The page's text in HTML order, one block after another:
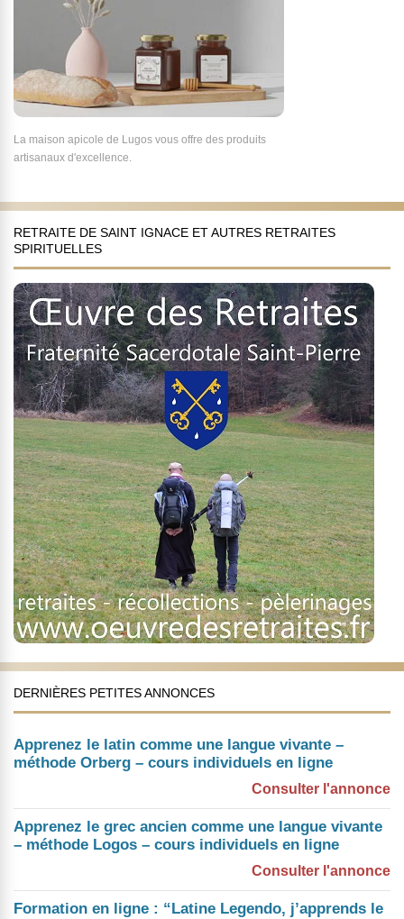
La maison apicole de Lugos vous offre des produits
artisanaux d'excellence.
RETRAITE DE SAINT IGNACE ET AUTRES RETRAITES
SPIRITUELLES
DERNIÈRES PETITES ANNONCES
Apprenez le latin comme une langue vivante –
méthode Orberg – cours individuels en ligne
Consulter l'annonce
Apprenez le grec ancien comme une langue vivante
– méthode Logos – cours individuels en ligne
Consulter l'annonce
Formation en ligne : “Latine Legendo, j’apprends le